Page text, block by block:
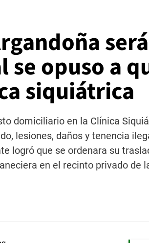
se opuso a
siquiátrica
domiciliario en la Clínica
lesiones, daños y tenencia
logró que se ordenara su
en el recinto privado de